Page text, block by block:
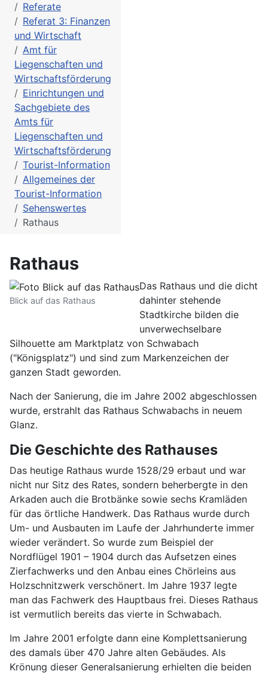
Referate
Referat 3: Finanzen
und Wirtschaft
Amt für
Liegenschaften und
Wirtschaftsförderung
Einrichtungen und
Sachgebiete des
Amts für
Liegenschaften und
Wirtschaftsförderung
Tourist-Information
Allgemeines der
Tourist-Information
Sehenswertes
Rathaus
Rathaus
Blick auf das Rathaus
Das Rathaus und die dicht
dahinter stehende
Stadtkirche bilden die
unverwechselbare
Silhouette am Marktplatz von Schwabach
("Königsplatz") und sind zum Markenzeichen der
ganzen Stadt geworden.
Nach der Sanierung, die im Jahre 2002 abgeschlossen
wurde, erstrahlt das Rathaus Schwabachs in neuem
Glanz.
Die Geschichte des Rathauses
Das heutige Rathaus wurde 1528/29 erbaut und war
nicht nur Sitz des Rates, sondern beherbergte in den
Arkaden auch die Brotbänke sowie sechs Kramläden
für das örtliche Handwerk. Das Rathaus wurde durch
Um- und Ausbauten im Laufe der Jahrhunderte immer
wieder verändert. So wurde zum Beispiel der
Nordflügel 1901 – 1904 durch das Aufsetzen eines
Zierfachwerks und den Anbau eines Chörleins aus
Holzschnitzwerk verschönert. Im Jahre 1937 legte
man das Fachwerk des Hauptbaus frei. Dieses Rathaus
ist vermutlich bereits das vierte in Schwabach.
Im Jahre 2001 erfolgte dann eine Komplettsanierung
des damals über 470 Jahre alten Gebäudes. Als
Krönung dieser Generalsanierung erhielten die beiden